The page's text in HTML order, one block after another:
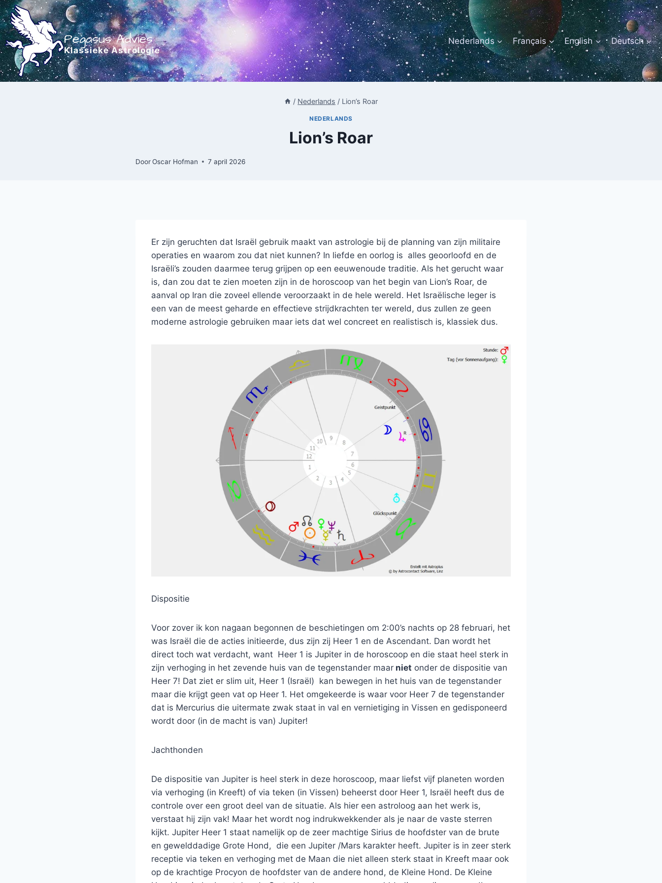
Doorgaan
naar
inhoud
Pegasus Advies
Klassieke Astrologie
Nederlands Français English Deutsch
/ Nederlands / Lion’s Roar
NEDERLANDS
Lion’s Roar
DoorOscar Hofman 7 april 2026
Er zijn geruchten dat Israël gebruik maakt van astrologie bij de planning van zijn militaire
operaties en waarom zou dat niet kunnen? In liefde en oorlog is alles geoorloofd en de
Israëli’s zouden daarmee terug grijpen op een eeuwenoude traditie. Als het gerucht waar
is, dan zou dat te zien moeten zijn in de horoscoop van het begin van Lion’s Roar, de
aanval op Iran die zoveel ellende veroorzaakt in de hele wereld. Het Israëlische leger is
een van de meest geharde en effectieve strijdkrachten ter wereld, dus zullen ze geen
moderne astrologie gebruiken maar iets dat wel concreet en realistisch is, klassiek dus.
Dispositie
Voor zover ik kon nagaan begonnen de beschietingen om 2:00’s nachts op 28 februari, het
was Israël die de acties initieerde, dus zijn zij Heer 1 en de Ascendant. Dan wordt het
direct toch wat verdacht, want Heer 1 is Jupiter in de horoscoop en die staat heel sterk in
zijn verhoging in het zevende huis van de tegenstander maar niet onder de dispositie van
Heer 7! Dat ziet er slim uit, Heer 1 (Israël) kan bewegen in het huis van de tegenstander
maar die krijgt geen vat op Heer 1. Het omgekeerde is waar voor Heer 7 de tegenstander
dat is Mercurius die uitermate zwak staat in val en vernietiging in Vissen en gedisponeerd
wordt door (in de macht is van) Jupiter!
Jachthonden
De dispositie van Jupiter is heel sterk in deze horoscoop, maar liefst vijf planeten worden
via verhoging (in Kreeft) of via teken (in Vissen) beheerst door Heer 1, Israël heeft dus de
controle over een groot deel van de situatie. Als hier een astroloog aan het werk is,
verstaat hij zijn vak! Maar het wordt nog indrukwekkender als je naar de vaste sterren
kijkt. Jupiter Heer 1 staat namelijk op de zeer machtige Sirius de hoofdster van de brute
en gewelddadige Grote Hond, die een Jupiter /Mars karakter heeft. Jupiter is in zeer sterk
receptie via teken en verhoging met de Maan die niet alleen sterk staat in Kreeft maar ook
op de krachtige Procyon de hoofdster van de andere hond, de Kleine Hond. De Kleine